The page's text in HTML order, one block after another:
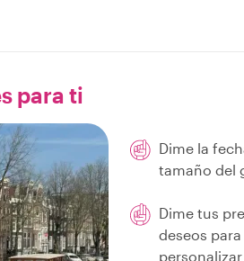
para ti
Dime la
tamaño del
Dime tus
deseos